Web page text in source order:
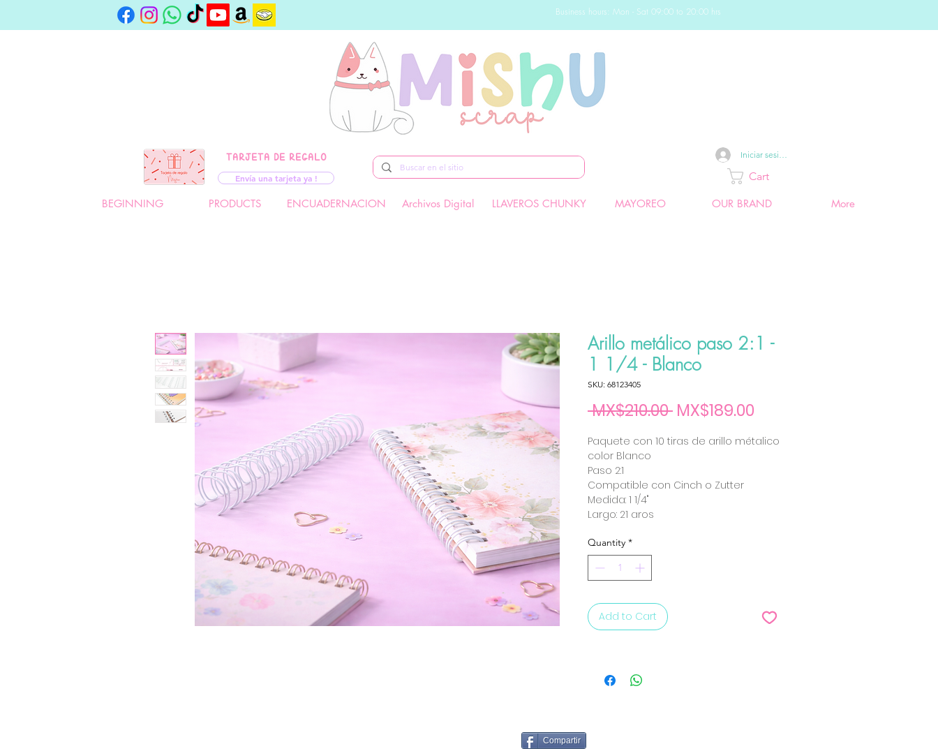
Business hours: Mon - Sat 09:00 to 20:00 hrs
TARJETA DE REGALO
Envía una tarjeta ya !
Iniciar sesión
Cart
BEGINNING PRODUCTS ENCUADERNACION Archivos Digital LLAVEROS CHUNKY MAYOREO OUR BRAND More
Arillo metálico paso 2:1 -
1 1/4 - Blanco
SKU: 68123405
MX$210.00 Regular Price
MX$189.00
Paquete con 10 tiras de arillo métalico
color Blanco
Paso 2:1
Compatible con Cinch o Zutter
Medida: 1 1/4"
Largo: 21 aros
Quantity *
Add to Cart
Compartir